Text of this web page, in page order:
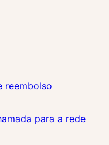
reembolso
para a rede